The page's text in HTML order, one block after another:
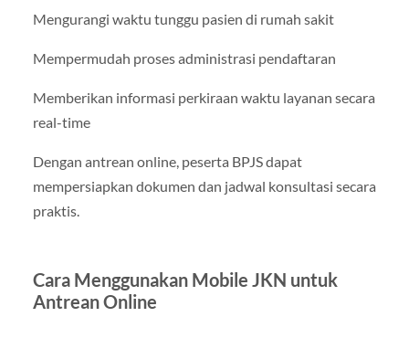
Mengurangi waktu tunggu pasien di rumah sakit
Mempermudah proses administrasi pendaftaran
Memberikan informasi perkiraan waktu layanan secara
real-time
Dengan antrean online, peserta BPJS dapat
mempersiapkan dokumen dan jadwal konsultasi secara
praktis.
Cara Menggunakan Mobile JKN untuk
Antrean Online